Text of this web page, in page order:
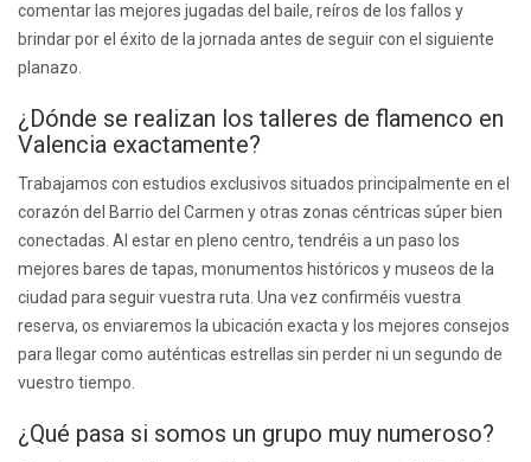
comentar las mejores jugadas del baile, reíros de los fallos y
brindar por el éxito de la jornada antes de seguir con el siguiente
planazo.
¿Dónde se realizan los talleres de flamenco en
Valencia exactamente?
Trabajamos con estudios exclusivos situados principalmente en el
corazón del Barrio del Carmen y otras zonas céntricas súper bien
conectadas. Al estar en pleno centro, tendréis a un paso los
mejores bares de tapas, monumentos históricos y museos de la
ciudad para seguir vuestra ruta. Una vez confirméis vuestra
reserva, os enviaremos la ubicación exacta y los mejores consejos
para llegar como auténticas estrellas sin perder ni un segundo de
vuestro tiempo.
¿Qué pasa si somos un grupo muy numeroso?